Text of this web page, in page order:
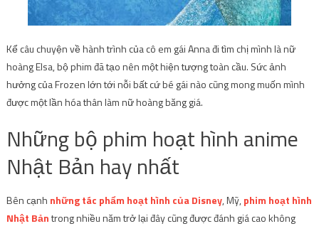
Kể câu chuyện về hành trình của cô em gái Anna đi tìm chị mình là nữ
hoàng Elsa, bộ phim đã tạo nên một hiện tượng toàn cầu. Sức ảnh
hưởng của Frozen lớn tới nỗi bất cứ bé gái nào cũng mong muốn mình
được một lần hóa thân làm nữ hoàng băng giá.
Những bộ phim hoạt hình anime
Nhật Bản hay nhất
Bên cạnh những tác phẩm hoạt hình của Disney, Mỹ,phim hoạt hình
Nhật Bảntrong nhiều năm trở lại đây cũng được đánh giá cao không